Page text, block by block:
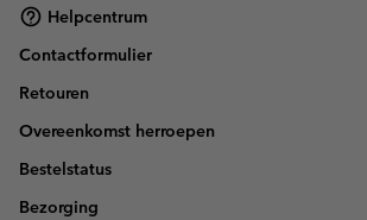
Helpcentrum
Contactformulier
Retouren
Overeenkomst herroepen
Bestelstatus
Bezorging